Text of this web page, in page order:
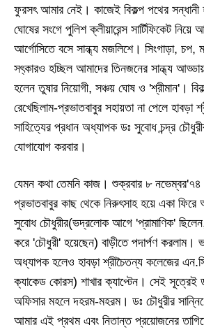
ফুরসৎ আমার নেই। কাজেই বিকল্প পথের সন্ধানী
ঘোষের সংগে পুলিশ ক্লীয়ারেন্স সার্টিফিকেট নিয়ে
আর্গোসিতে বসে সান্ধ্য মজলিশে। সিংগাড়া, চপ,
সৎ্কারও হচ্ছিল আমাদের তিনজনের সান্ধ্য
হলেন তুষার নিয়োগী, সঞ্চয় ঘোষ ও 'শ্রীমান' ।
রেখেছিলাম-প্রভাতবাবুর সহায়তা না পেলে হাবড়া
সাহিত্যের প্রধান অধ্যাপক ডঃ সুবোধ চন্দ্র
যোগাযোগ করবার।
যেমন কথা তেমনি কাজ। শুক্রবার ৮ নভেম্বর'৭৪
প্রভাতবাবুর কাছ থেকে নিরুৎসাহ হয়ে একা
সুবোধ চৌধুরীর(ভদ্রলোক আগে 'প্রামাণিক' ছিলেন
করে 'চৌধুরী' হয়েছেন) বাড়ীতে পদার্পণ করলাম।
অধ্যাপক হলেও হাবড়া শ্রীচৈতন্য কলেজের এন.
ক্যাকেড কোরস) শাখার ক্যাপ্টেন। সেই সূত্রেই
অফিসার মহলে দহরম-মহরম। ডঃ চৌধুরীর
আমার এই প্রথম এবং নিতান্ত প্রয়োজনের